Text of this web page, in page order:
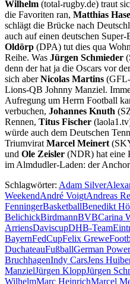
Wilhelm (total-rugby.de) traut
die Favoriten ran, Matthias Hase
schlägt die Brücke nach
auch auf einen deutschen
Oldörp (DPA) tut dies qua
Reihe. Was Jürgen Schmieder
denn der hat ja die Oscars vor
sich aberNicolas Martins
Lions-QB Johnny Manziel.
Aufregung um Herrn Football
verbuchen, Johannes Knuth
Rennen, Titus Fischer
würde auch dem Deutschen
Triumvirat Marcel Meinert
und Ole Zeisler (NDR) hat eine
im Almdudler-Laden: der
Schlagwörter: Adam Silver
WeekendAndré VoigtAndreas
FenningerBasketballBenedikt
BelichickBirdmannBVBCarina
ArriensDaviscupDHB-Team
BayernFedCupFelix Grewe
DuchateauFußballGerman
BruchhagenIndy CarsJens
ManzielJürgen KloppJürgen
WilhelmMarc HeinrichMarcel